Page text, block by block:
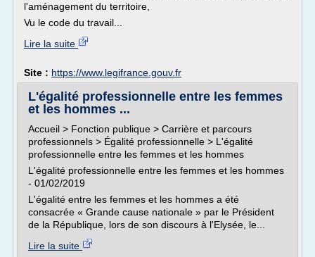
l'aménagement du territoire,
Vu le code du travail...
Lire la suite
Site : https://www.legifrance.gouv.fr
L'égalité professionnelle entre les femmes
et les hommes ...
Accueil > Fonction publique > Carrière et parcours
professionnels > Égalité professionnelle > L'égalité
professionnelle entre les femmes et les hommes
L'égalité professionnelle entre les femmes et les hommes
- 01/02/2019
L'égalité entre les femmes et les hommes a été
consacrée « Grande cause nationale » par le Président
de la République, lors de son discours à l'Elysée, le...
Lire la suite